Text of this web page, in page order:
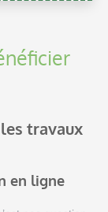
travaux
en ligne